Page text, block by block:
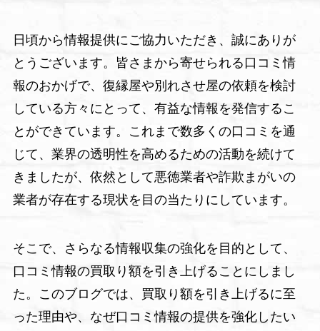
日頃から情報提供にご協力いただき、誠にありが
とうございます。皆さまから寄せられる口コミ情
報のおかげで、復縁屋や別れさせ屋の依頼を検討
している方々にとって、有益な情報を発信するこ
とができています。これまで数多くの口コミを通
じて、業界の透明性を高めるための活動を続けて
きましたが、依然として悪徳業者や詐欺まがいの
業者が存在する現状を目の当たりにしています。
そこで、さらなる情報収集の強化を目的として、
口コミ情報の買取り額を引き上げることにしまし
た。このブログでは、買取り額を引き上げるに至
った理由や、なぜ口コミ情報の提供を強化したい